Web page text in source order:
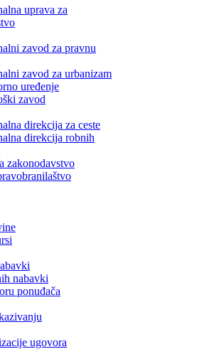
uprava za
zavod za pravnu
zavod za urbanizam
uređenje
zavod
direkcija za ceste
direkcija robnih
zakonodavstvo
nabavki
ponuđača
ugovora